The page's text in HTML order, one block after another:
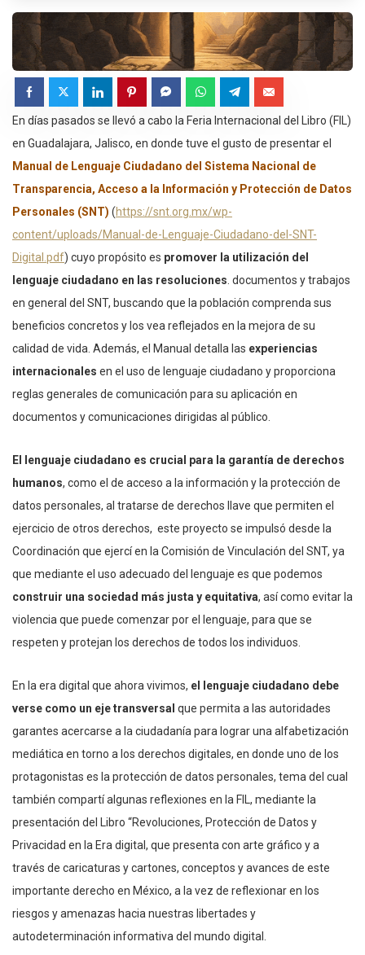
En días pasados se llevó a cabo la Feria Internacional del Libro (FIL)
en Guadalajara, Jalisco, en donde tuve el gusto de presentar el
Manual de Lenguaje Ciudadano del Sistema Nacional de
Transparencia, Acceso a la Información y Protección de Datos
Personales (SNT) (https://snt.org.mx/wp-
content/uploads/Manual-de-Lenguaje-Ciudadano-del-SNT-
Digital.pdf) cuyo propósito es promover la utilización del
lenguaje ciudadano en las resoluciones. documentos y trabajos
en general del SNT, buscando que la población comprenda sus
beneficios concretos y los vea reflejados en la mejora de su
calidad de vida. Además, el Manual detalla las experiencias
internacionales en el uso de lenguaje ciudadano y proporciona
reglas generales de comunicación para su aplicación en
documentos y comunicaciones dirigidas al público.
El lenguaje ciudadano es crucial para la garantía de derechos
humanos, como el de acceso a la información y la protección de
datos personales, al tratarse de derechos llave que permiten el
ejercicio de otros derechos, este proyecto se impulsó desde la
Coordinación que ejercí en la Comisión de Vinculación del SNT, ya
que mediante el uso adecuado del lenguaje es que podemos
construir una sociedad más justa y equitativa, así como evitar la
violencia que puede comenzar por el lenguaje, para que se
respeten y protejan los derechos de todos los individuos.
En la era digital que ahora vivimos, el lenguaje ciudadano debe
verse como un eje transversal que permita a las autoridades
garantes acercarse a la ciudadanía para lograr una alfabetización
mediática en torno a los derechos digitales, en donde uno de los
protagonistas es la protección de datos personales, tema del cual
también compartí algunas reflexiones en la FIL, mediante la
presentación del Libro “Revoluciones, Protección de Datos y
Privacidad en la Era digital, que presenta con arte gráfico y a
través de caricaturas y cartones, conceptos y avances de este
importante derecho en México, a la vez de reflexionar en los
riesgos y amenazas hacia nuestras libertades y
autodeterminación informativa del mundo digital.